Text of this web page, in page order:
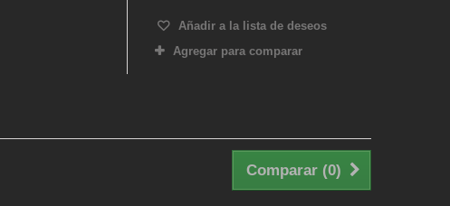
Añadir a la lista de deseos
Agregar para comparar
Comparar (0)